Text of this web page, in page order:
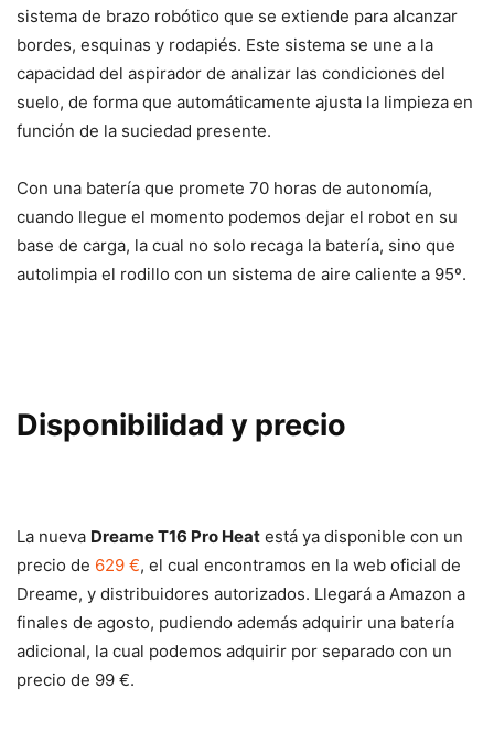
sistema de brazo robótico que se extiende para alcanzar
bordes, esquinas y rodapiés. Este sistema se une a la
capacidad del aspirador de analizar las condiciones del
suelo, de forma que automáticamente ajusta la limpieza en
función de la suciedad presente.
Con una batería que promete 70 horas de autonomía,
cuando llegue el momento podemos dejar el robot en su
base de carga, la cual no solo recaga la batería, sino que
autolimpia el rodillo con un sistema de aire caliente a 95º.
Disponibilidad y precio
La nueva Dreame T16 Pro Heat está ya disponible con un
precio de 629 €, el cual encontramos en la web oficial de
Dreame, y distribuidores autorizados. Llegará a Amazon a
finales de agosto, pudiendo además adquirir una batería
adicional, la cual podemos adquirir por separado con un
precio de 99 €.